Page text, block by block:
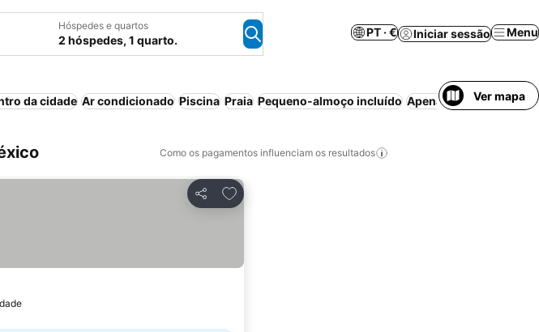
Hóspedes e quartos
2 hóspedes, 1 quarto.
PT · € Iniciar sessão Menu
da cidade Ar condicionado Piscina Praia Pequeno-almoço incluído Apenas adultosVer mapa
Como os pagamentos influenciam os resultados
Partilhar
Adicionar aos favoritos